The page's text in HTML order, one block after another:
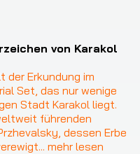
von Karakol
Erkundung im
Set, das nur wenige
Stadt Karakol liegt.
führenden
dessen Erbe
... mehr lesen